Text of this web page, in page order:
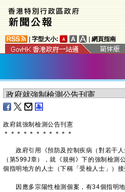
字型大小: 網頁指南
政府就強制檢測公告刊憲
＊ ＊ ＊ ＊ ＊ ＊ ＊ ＊ ＊ ＊ ＊
政府引用《預防及控制疾病（對若干人
（第599J章），就《規例》下的強制檢測
個指明地方的人士（下稱「受檢人士」）
因應多宗陽性檢測個案，有34個指明地